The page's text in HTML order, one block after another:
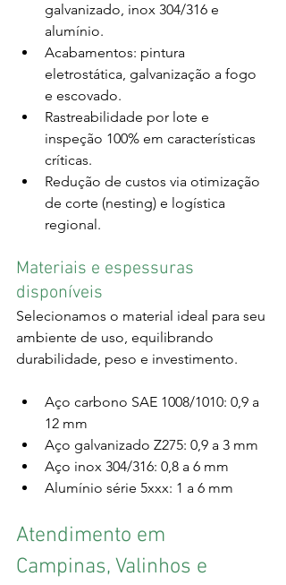
galvanizado, inox 304/316 e
alumínio.
Acabamentos: pintura
eletrostática, galvanização a fogo
e escovado.
Rastreabilidade por lote e
inspeção 100% em características
críticas.
Redução de custos via otimização
de corte (nesting) e logística
regional.
Materiais e espessuras
disponíveis
Selecionamos o material ideal para seu
ambiente de uso, equilibrando
durabilidade, peso e investimento.
Aço carbono SAE 1008/1010: 0,9 a
12 mm
Aço galvanizado Z275: 0,9 a 3 mm
Aço inox 304/316: 0,8 a 6 mm
Alumínio série 5xxx: 1 a 6 mm
Atendimento em
Campinas, Valinhos e